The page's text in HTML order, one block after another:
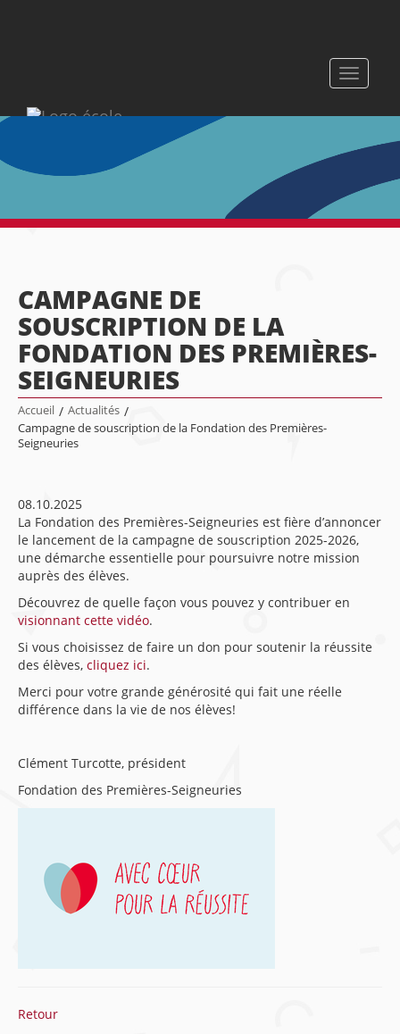
Toggle
CAMPAGNE DE
SOUSCRIPTION DE LA
FONDATION DES PREMIÈRES-
SEIGNEURIES
Accueil / Actualités /
Campagne de souscription de la Fondation des Premières-
Seigneuries
08.10.2025
La Fondation des Premières-Seigneuries est fière d’annoncer
le lancement de la campagne de souscription 2025-2026,
une démarche essentielle pour poursuivre notre mission
auprès des élèves.
Découvrez de quelle façon vous pouvez y contribuer en
visionnant cette vidéo.
Si vous choisissez de faire un don pour soutenir la réussite
des élèves, cliquez ici.
Merci pour votre grande générosité qui fait une réelle
différence dans la vie de nos élèves!
Clément Turcotte, président
Fondation des Premières-Seigneuries
Retour